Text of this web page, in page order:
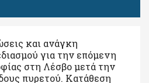
και ανάγκη
για την επόμενη
στη Λέσβο μετά την
πυρετού. Kατάθεση